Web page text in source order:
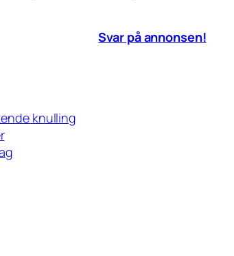
Svar på annonsen!
knulling